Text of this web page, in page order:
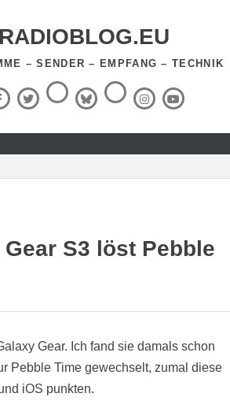
RADIOBLOG.EU
– SENDER – EMPFANG – TECHNIK
Facebook
X
(Twitter)
ThreadsBlueSky
RSS-
Feed InstagramYouTube
S3 löst Pebble
Gear. Ich fand sie damals schon
Pebble Time gewechselt, zumal diese
iOS punkten.